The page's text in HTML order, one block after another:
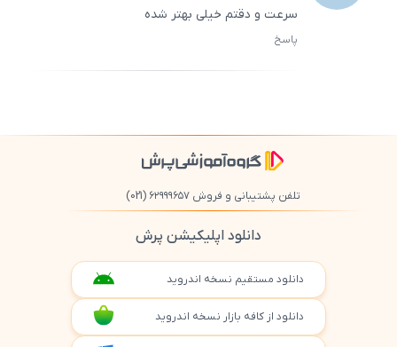
سرعت و دقتم خیلی بهتر شده
پاسخ
تلفن پشتیبانی و فروش ۶۲۹۹۹۶۵۷ (021)
دانلود اپلیکیشن پرش
دانلود مستقیم نسخه اندروید
دانلود از کافه بازار نسخه اندروید